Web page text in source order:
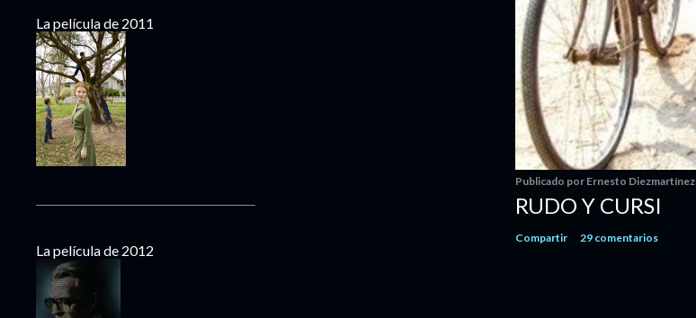
Publicado por Ernesto Diezmartínez
RUDO Y CURSI
Compartir 29 comentarios
La película de 2011
La película de 2012